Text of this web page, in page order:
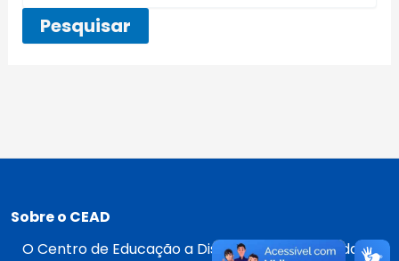
Sobre o CEAD
O Centro de Educação a Distância da Universidade